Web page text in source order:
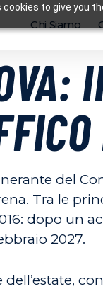
to give you
Chi Siamo
del
Tra le
dopo un
2027.
dell’estate,